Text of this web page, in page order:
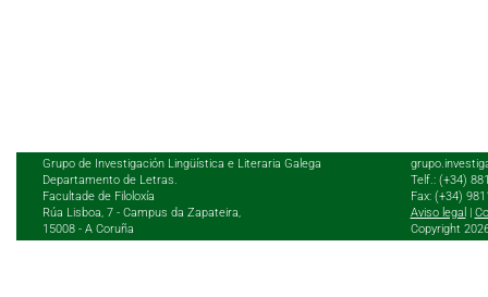
Grupo de Investigación Lingüística e Literaria Galega
Departamento de Letras.
Facultade de Filoloxía
Rúa Lisboa, 7 - Campus da Zapateira,
15008 - A Coruña
Telf.: (+34)
Fax: (+34)
Aviso legal
Copyright